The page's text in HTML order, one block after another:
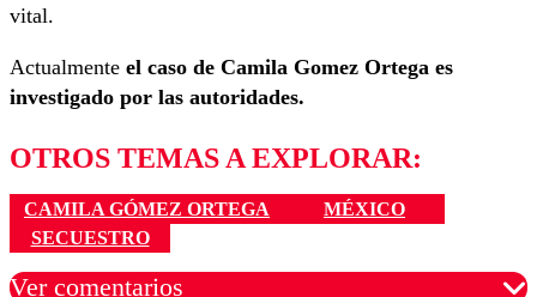
vital.
Actualmente el caso de Camila Gomez Ortega es
investigado por las autoridades.
OTROS TEMAS A EXPLORAR:
CAMILA GÓMEZ ORTEGA
MÉXICO
SECUESTRO
Ver comentarios